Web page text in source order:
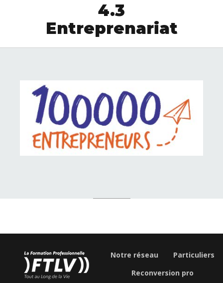
4.3
Entreprenariat
Notre réseau
Particuliers
Reconversion pro